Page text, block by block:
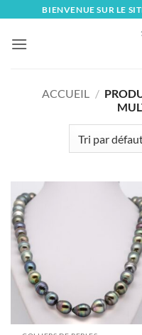
content
BIENVENUE SUR LE
ACCUEIL /